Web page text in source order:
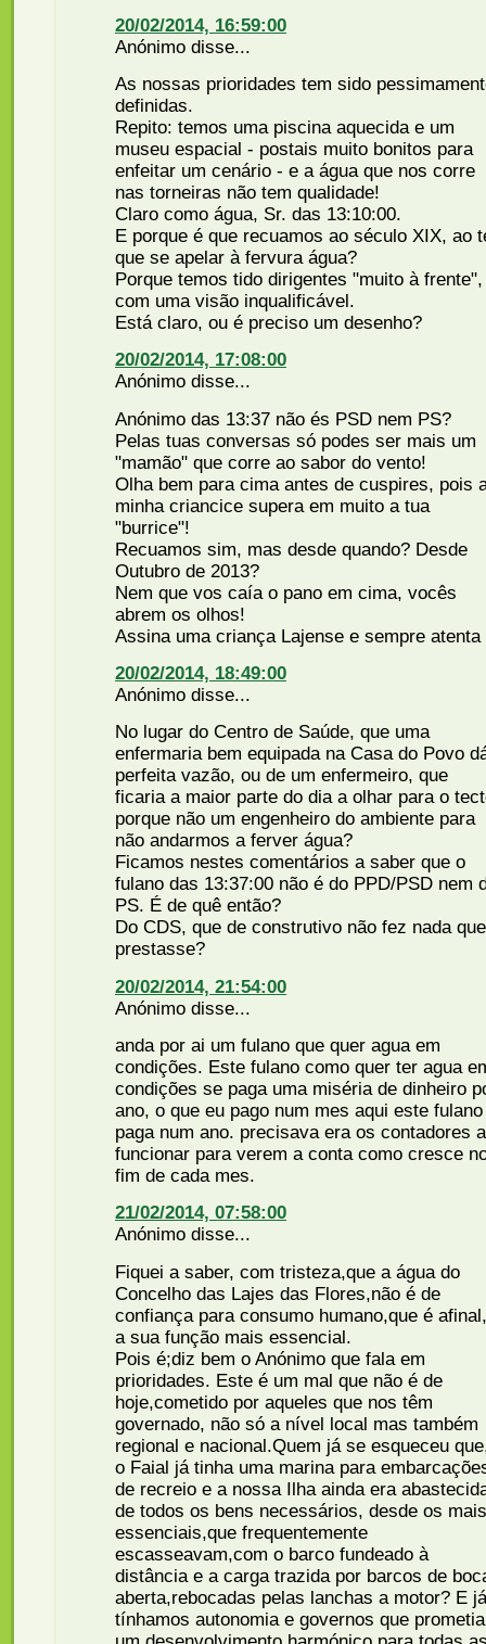
20/02/2014, 16:59:00
Anónimo disse...
As nossas prioridades tem sido
definidas.
Repito: temos uma piscina aquecida e um
museu espacial - postais muito bonitos para
enfeitar um cenário - e a água que nos corre
nas torneiras não tem qualidade!
Claro como água, Sr. das 13:10:00.
E porque é que recuamos ao século XIX, ao
que se apelar à fervura água?
Porque temos tido dirigentes "muito à frente",
com uma visão inqualificável.
Está claro, ou é preciso um desenho?
20/02/2014, 17:08:00
Anónimo disse...
Anónimo das 13:37 não és PSD nem PS?
Pelas tuas conversas só podes ser mais um
"mamão" que corre ao sabor do vento!
Olha bem para cima antes de cuspires, pois
minha criancice supera em muito a tua
"burrice"!
Recuamos sim, mas desde quando? Desde
Outubro de 2013?
Nem que vos caía o pano em cima, vocês
abrem os olhos!
Assina uma criança Lajense e sempre atenta
20/02/2014, 18:49:00
Anónimo disse...
No lugar do Centro de Saúde, que uma
enfermaria bem equipada na Casa do Povo
perfeita vazão, ou de um enfermeiro, que
ficaria a maior parte do dia a olhar para o
porque não um engenheiro do ambiente para
não andarmos a ferver água?
Ficamos nestes comentários a saber que o
fulano das 13:37:00 não é do PPD/PSD nem
PS. É de quê então?
Do CDS, que de construtivo não fez nada que
prestasse?
20/02/2014, 21:54:00
Anónimo disse...
anda por ai um fulano que quer agua em
condições. Este fulano como quer ter agua
condições se paga uma miséria de dinheiro
ano, o que eu pago num mes aqui este fulano
paga num ano. precisava era os contadores a
funcionar para verem a conta como cresce
fim de cada mes.
21/02/2014, 07:58:00
Anónimo disse...
Fiquei a saber, com tristeza,que a água do
Concelho das Lajes das Flores,não é de
confiança para consumo humano,que é afinal,
a sua função mais essencial.
Pois é;diz bem o Anónimo que fala em
prioridades. Este é um mal que não é de
hoje,cometido por aqueles que nos têm
governado, não só a nível local mas também
regional e nacional.Quem já se esqueceu
o Faial já tinha uma marina para
de recreio e a nossa Ilha ainda era
de todos os bens necessários, desde os mais
essenciais,que frequentemente
escasseavam,com o barco fundeado à
distância e a carga trazida por barcos de
aberta,rebocadas pelas lanchas a motor? E já
tínhamos autonomia e governos que